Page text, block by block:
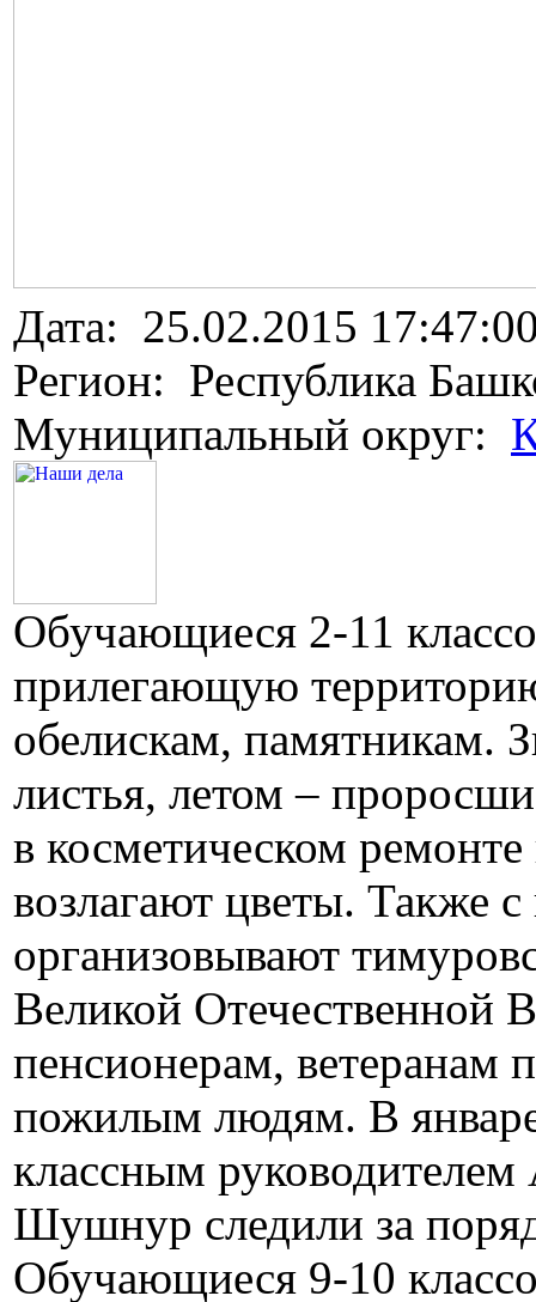
Дата: 25.02.2015
Регион: Республика
Муниципальный округ:
Обучающиеся 2-11
прилегающую
обелискам, памятникам.
листья, летом –
в косметическом
возлагают цветы. Также
организовывают
Великой Отечественной
пенсионерам, ветеранам
пожилым людям. В январе
классным
Шушнур следили за
Обучающиеся 9-10